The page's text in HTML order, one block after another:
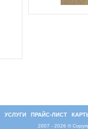
УСЛУГИ ПРАЙС-ЛИСТ
2007 - 2026 ©